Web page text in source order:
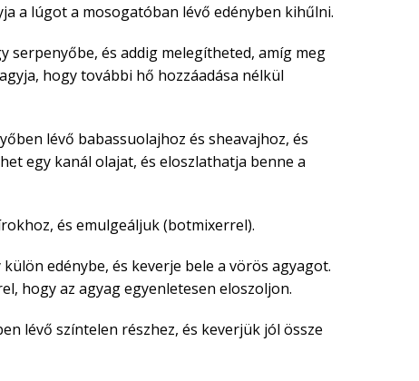
a lúgot a mosogatóban lévő edényben kihűlni.
serpenyőbe, és addig melegítheted, amíg meg
hogy további hő hozzáadása nélkül
lévő babassuolajhoz és sheavajhoz, és
egy kanál olajat, és eloszlathatja benne a
és emulgeáljuk (botmixerrel).
edénybe, és keverje bele a vörös agyagot.
hogy az agyag egyenletesen eloszoljon.
lévő színtelen részhez, és keverjük jól össze